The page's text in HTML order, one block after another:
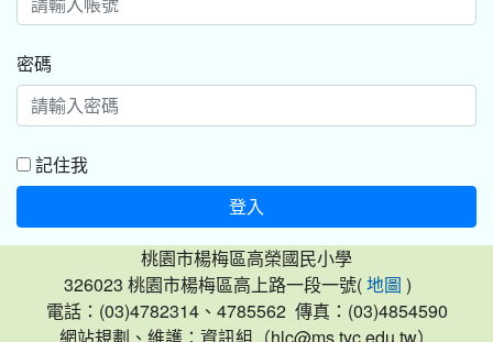
密碼
記住我
登入
桃園市楊梅區高榮國民小學
326023 桃園市楊梅區高上路一段一號( 地圖 )
電話：(03)4782314、4785562 傳真：(03)4854590
網站規劃、維護：資訊組（hlc@ms.tyc.edu.tw）